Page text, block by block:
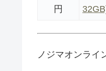
円
ノジマオンライ